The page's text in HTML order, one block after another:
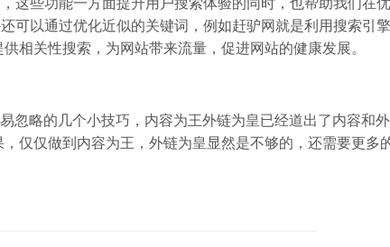
这些功能一方面提升用户搜索体验的同时，也帮助我们在
可以通过优化近似的关键词，例如赶驴网就是利用搜索引
相关性搜索，为网站带来流量，促进网站的健康发展。
忽略的几个小技巧，内容为王外链为皇已经道出了内容和
仅仅做到内容为王，外链为皇显然是不够的，还需要更多